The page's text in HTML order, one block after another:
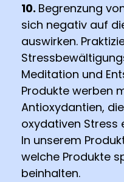
10. Begrenzung
sich negativ auf
auswirken.
Meditation und
Produkte werben
Antioxydantien,
oxydativen Stress
In unserem
welche Produkte
beinhalten.